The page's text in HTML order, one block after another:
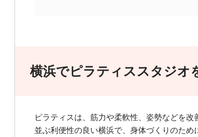
横浜でピラティススタジオ
ピラティスは、筋力や柔軟性、姿勢などを
並ぶ利便性の良い横浜で、身体づくりのた